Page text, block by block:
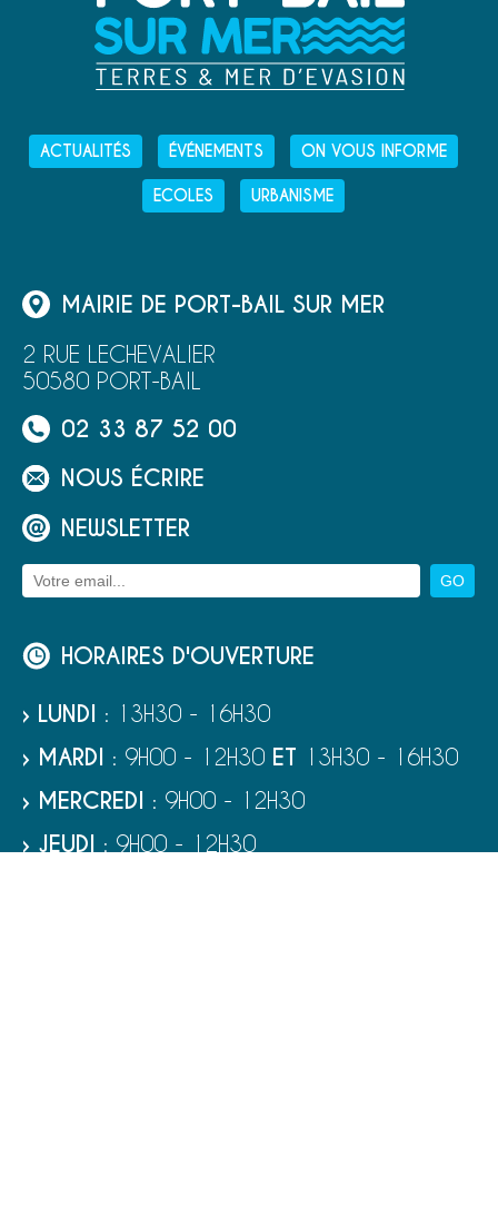
ACTUALITÉS ÉVÉNEMENTS ON VOUS INFORME
ECOLES URBANISME
MAIRIE DE PORT-BAIL SUR MER
2 RUE LECHEVALIER
50580 PORT-BAIL
02 33 87 52 00
NOUS ÉCRIRE
NEWSLETTER
HORAIRES D'OUVERTURE
› LUNDI : 13H30 - 16H30
› MARDI : 9H00 - 12H30 ET 13H30 - 16H30
› MERCREDI : 9H00 - 12H30
› JEUDI : 9H00 - 12H30